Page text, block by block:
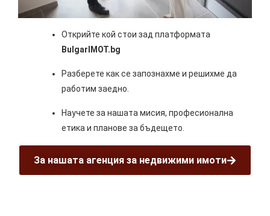
Открийте кой стои зад платформата
BulgarIMOT.bg
Разберете как се запознахме и решихме да
работим заедно.
Научете за нашата мисия, професионална
етика и планове за бъдещето.
За нашата агенция за недвижими имоти